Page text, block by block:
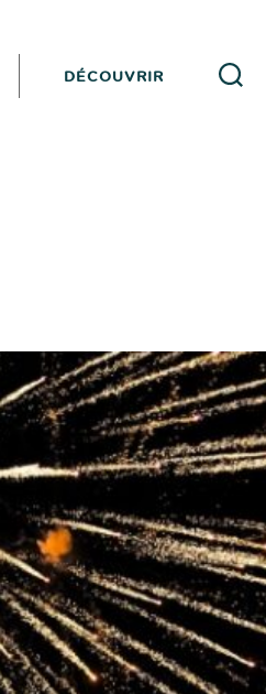
DÉCOUVRIR